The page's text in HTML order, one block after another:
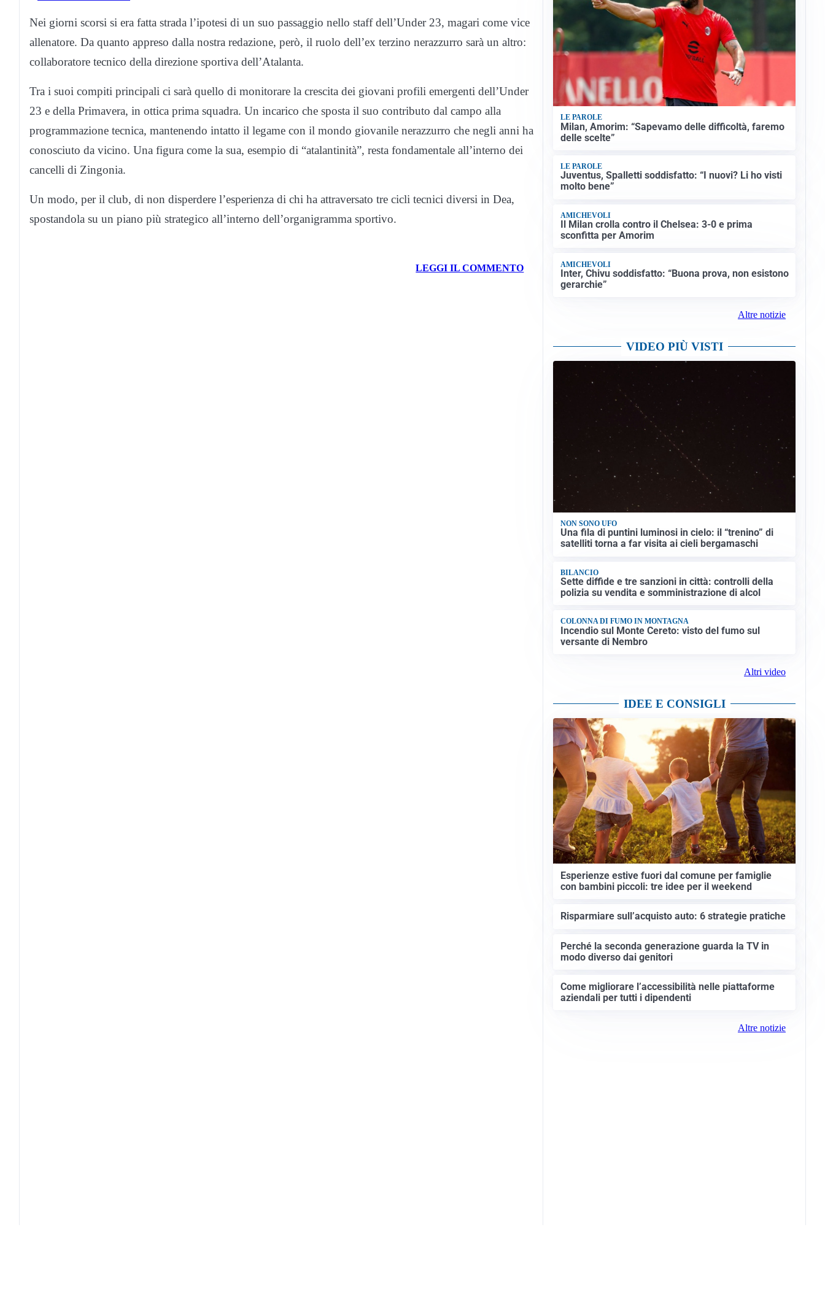
Nei giorni scorsi si era fatta strada l’ipotesi di un suo passaggio nello staff dell’Under 23, magari come vice
allenatore. Da quanto appreso dalla nostra redazione, però, il ruolo dell’ex terzino nerazzurro sarà un altro:
collaboratore tecnico della direzione sportiva dell’Atalanta.
Tra i suoi compiti principali ci sarà quello di monitorare la crescita dei giovani profili emergenti dell’Under
23 e della Primavera, in ottica prima squadra. Un incarico che sposta il suo contributo dal campo alla
programmazione tecnica, mantenendo intatto il legame con il mondo giovanile nerazzurro che negli anni ha
conosciuto da vicino. Una figura come la sua, esempio di “atalantinità”, resta fondamentale all’interno dei
cancelli di Zingonia.
Un modo, per il club, di non disperdere l’esperienza di chi ha attraversato tre cicli tecnici diversi in Dea,
spostandola su un piano più strategico all’interno dell’organigramma sportivo.
LEGGI IL COMMENTO
LE PAROLE
Milan, Amorim: “Sapevamo delle difficoltà, faremo
delle scelte”
LE PAROLE
Juventus, Spalletti soddisfatto: “I nuovi? Li ho visti
molto bene”
AMICHEVOLI
Il Milan crolla contro il Chelsea: 3-0 e prima
sconfitta per Amorim
AMICHEVOLI
Inter, Chivu soddisfatto: “Buona prova, non esistono
gerarchie”
Altre notizie
VIDEO PIÙ VISTI
NON SONO UFO
Una fila di puntini luminosi in cielo: il “trenino” di
satelliti torna a far visita ai cieli bergamaschi
BILANCIO
Sette diffide e tre sanzioni in città: controlli della
polizia su vendita e somministrazione di alcol
COLONNA DI FUMO IN MONTAGNA
Incendio sul Monte Cereto: visto del fumo sul
versante di Nembro
Altri video
IDEE E CONSIGLI
Esperienze estive fuori dal comune per famiglie
con bambini piccoli: tre idee per il weekend
Risparmiare sull’acquisto auto: 6 strategie pratiche
Perché la seconda generazione guarda la TV in
modo diverso dai genitori
Come migliorare l’accessibilità nelle piattaforme
aziendali per tutti i dipendenti
Altre notizie